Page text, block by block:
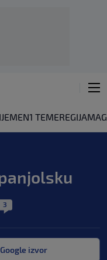
N1 TEMEREGIJA
3
izvor